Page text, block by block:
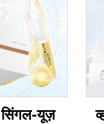
सिंगल-यूज़